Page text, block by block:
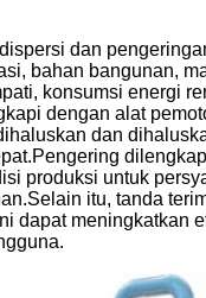
dan
bahan bangunan,
konsumsi energi
dengan alat
dan
produksi untuk
itu, tanda
dapat meningkatkan